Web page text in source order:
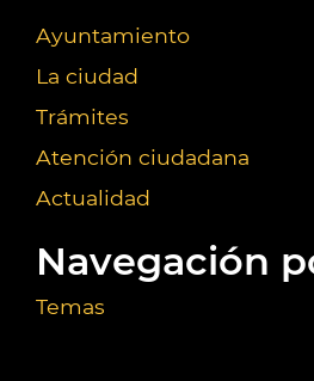
Ayuntamiento
La ciudad
Trámites
Atención ciudadana
Actualidad
Navegación
Temas